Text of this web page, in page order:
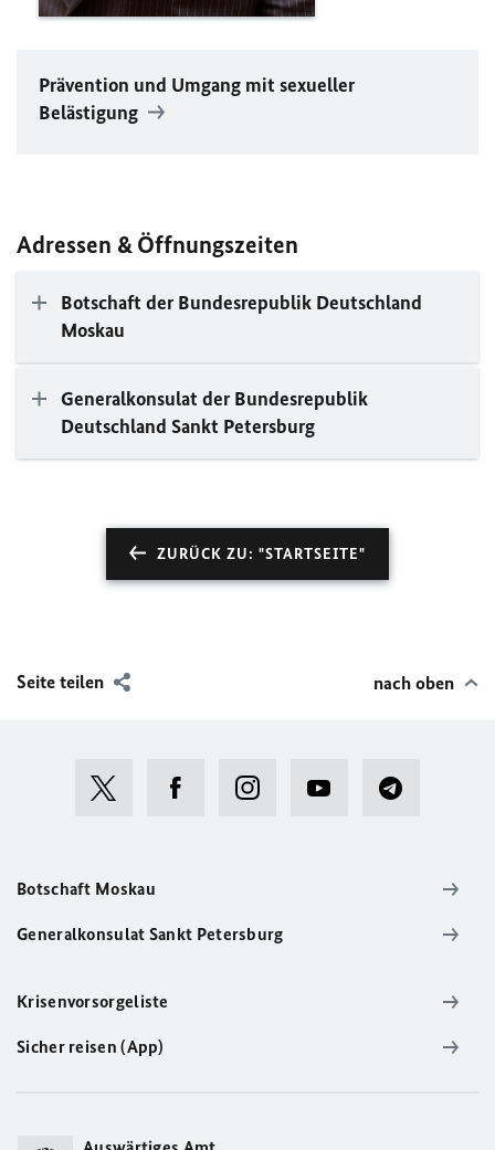
Prävention und Umgang mit sexueller
Belästigung
Adressen & Öffnungszeiten
Botschaft der Bundesrepublik Deutschland
Moskau
Generalkonsulat der Bundesrepublik
Deutschland Sankt Petersburg
ZURÜCK ZU: "STARTSEITE"
Seite teilen nach oben
Botschaft Moskau
Generalkonsulat Sankt Petersburg
Krisenvorsorgeliste
Sicher reisen (App)